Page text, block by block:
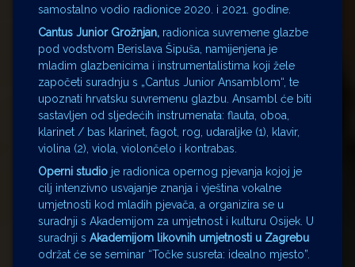
samostalno vodio radionice 2020. i 2021. godine.
Cantus Junior Grožnjan, radionica suvremene glazbe
pod vodstvom Berislava Šipuša, namijenjena je
mladim glazbenicima i instrumentalistima koji žele
započeti suradnju s „Cantus Junior Ansamblom“, te
upoznati hrvatsku suvremenu glazbu. Ansambl će biti
sastavljen od sljedećih instrumenata: flauta, oboa,
klarinet / bas klarinet, fagot, rog, udaraljke (1), klavir,
violina (2), viola, violončelo i kontrabas.
Operni studio je radionica opernog pjevanja kojoj je
cilj intenzivno usvajanje znanja i vještina vokalne
umjetnosti kod mladih pjevača, a organizira se u
suradnji s Akademijom za umjetnost i kulturu Osijek. U
suradnji s Akademijom likovnih umjetnosti u Zagrebu
održat će se seminar “Točke susreta: idealno mjesto”.